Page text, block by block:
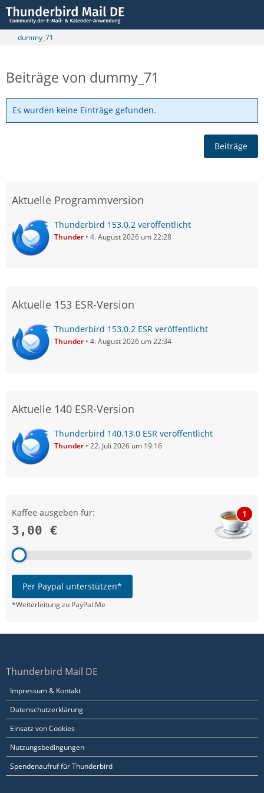
dummy_71
Beiträge von dummy_71
Es wurden keine Einträge gefunden.
Beiträge
Aktuelle Programmversion
Thunderbird 153.0.2 veröffentlicht
Thunder 4. August 2026 um 22:28
Aktuelle 153 ESR-Version
Thunderbird 153.0.2 ESR veröffentlicht
Thunder 4. August 2026 um 22:34
Aktuelle 140 ESR-Version
Thunderbird 140.13.0 ESR veröffentlicht
Thunder 22. Juli 2026 um 19:16
Kaffee ausgeben für:
3,00 €
1
Per Paypal unterstützen*
*Weiterleitung zu PayPal.Me
Thunderbird Mail DE
Impressum & Kontakt
Datenschutzerklärung
Einsatz von Cookies
Nutzungsbedingungen
Spendenaufruf für Thunderbird